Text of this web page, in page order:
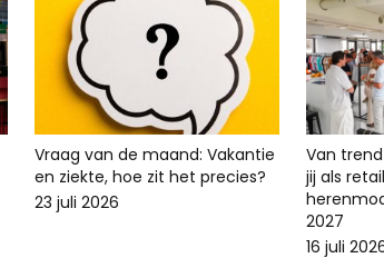
Vraag van de maand: Vakantie
en ziekte, hoe zit het precies?
23 juli 2026
Van
jij als
2027
16 juli